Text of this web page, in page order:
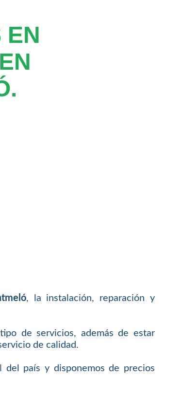
EN
, la instalación, reparación y
de servicios, además de estar
de calidad.
del país y disponemos de precios